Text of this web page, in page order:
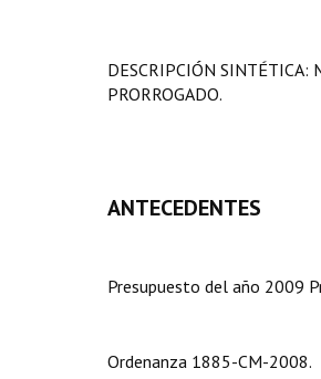
DESCRIPCIÓN SINTÉTICA:
PRORROGADO.
ANTECEDENTES
Presupuesto del año 2009
Ordenanza 1885-CM-2008.